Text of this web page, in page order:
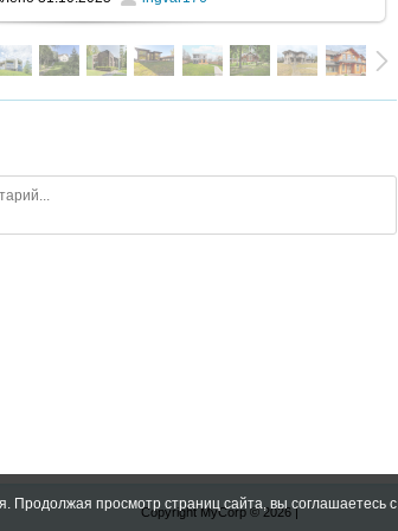
Copyright MyCorp © 2026|
Продолжая просмотр страниц сайта, вы соглашаетесь с